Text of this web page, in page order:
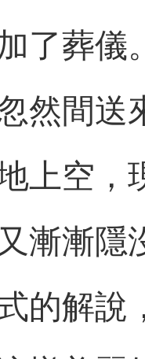
了葬儀
然間送
上空，
漸漸隱
的解說